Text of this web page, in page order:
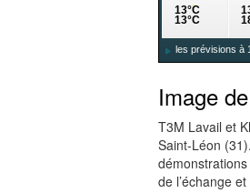
Image
T3M Lavail et
Saint-Léon
de l’échange